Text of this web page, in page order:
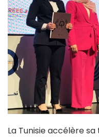
La Tunisie accélère